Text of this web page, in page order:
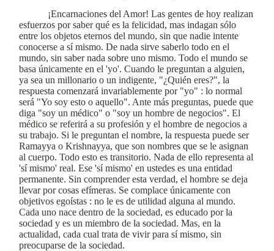
¡Encarnaciones del Amor! Las gentes de hoy realizan
esfuerzos por saber qué es la felicidad, mas indagan sólo
entre los objetos eternos del mundo, sin que nadie intente
conocerse a sí mismo. De nada sirve saberlo todo en el
mundo, sin saber nada sobre uno mismo. Todo el mundo se
basa únicamente en el 'yo'. Cuando le preguntan a alguien,
ya sea un millonario o un indigente, "¿Quién eres?", la
respuesta comenzará invariablemente por "yo" : lo normal
será "Yo soy esto o aquello". Ante más preguntas, puede que
diga "soy un médico" o "soy un hombre de negocios". El
médico se referirá a su profesión y el hombre de negocios a
su trabajo. Si le preguntan el nombre, la respuesta puede ser
Ramayya o Krishnayya, que son nombres que se le asignan
al cuerpo. Todo esto es transitorio. Nada de ello representa al
'sí mismo' real. Ese 'sí mismo' en ustedes es una entidad
permanente. Sin comprender esta verdad, el hombre se deja
llevar por cosas efímeras. Se complace únicamente con
objetivos egoístas : no le es de utilidad alguna al mundo.
Cada uno nace dentro de la sociedad, es educado por la
sociedad y es un miembro de la sociedad. Mas, en la
actualidad, cada cual trata de vivir para sí mismo, sin
preocuparse de la sociedad.